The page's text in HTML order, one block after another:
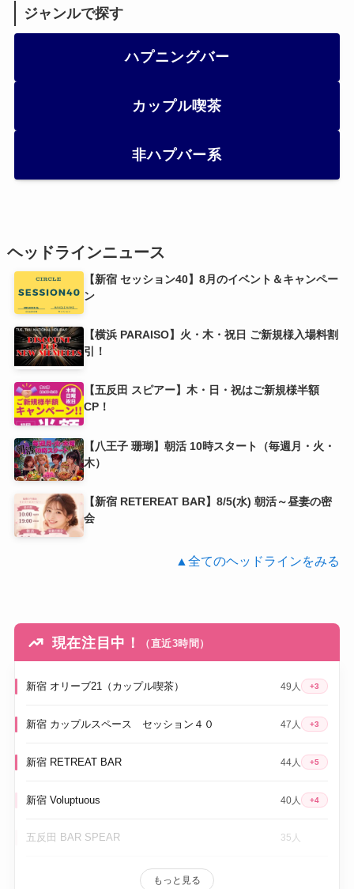
ジャンルで探す
ハプニングバー
カップル喫茶
非ハプバー系
ヘッドラインニュース
【新宿 セッション40】8月のイベント＆キャンペー
ン
【横浜 PARAISO】火・木・祝日 ​ご新規様入場料割
引！
【五反田 スピアー】木・日・祝はご新規様半額
CP！
【八王子 珊瑚】朝活 10時スタート（毎週月・火・
木）
【新宿 RETEREAT BAR】8/5(水) 朝活～昼妻の密
会
▲全てのヘッドラインをみる
現在注目中！ （直近3時間）
新宿 オリーブ21（カップル喫茶） 49人 +3
新宿 カップルスペース セッション４０ 47人 +3
新宿 RETREAT BAR 44人 +5
新宿 Voluptuous 40人 +4
五反田 BAR SPEAR 35人
もっと見る